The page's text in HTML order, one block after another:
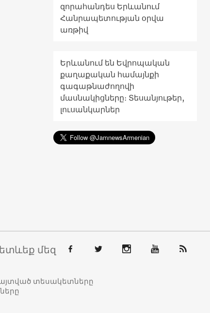
զորահանդես Երևանում
Հանրապետության օրվա
առթիվ
Երևանում են Եվրոպական
քաղաքական համայնքի
գագաթնաժողովի
մասնակիցները։ Տեսանյութեր,
լուսանկարներ
մեզ
տեսակետները